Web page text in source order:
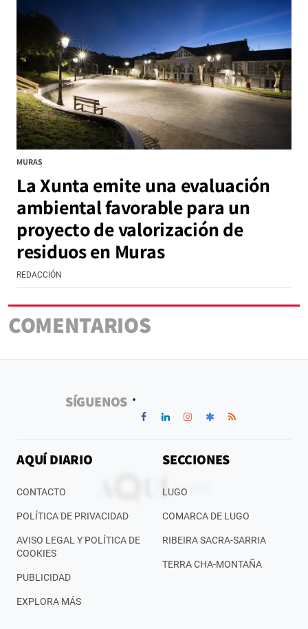
MURAS
La Xunta emite una evaluación
ambiental favorable para un
proyecto de valorización de
residuos en Muras
REDACCIÓN
COMENTARIOS
SÍGUENOS
AQUÍ DIARIO
CONTACTO
POLÍTICA DE PRIVACIDAD
AVISO LEGAL Y POLÍTICA DE
COOKIES
PUBLICIDAD
EXPLORA MÁS
SECCIONES
LUGO
COMARCA DE LUGO
RIBEIRA SACRA-SARRIA
TERRA CHA-MONTAÑA